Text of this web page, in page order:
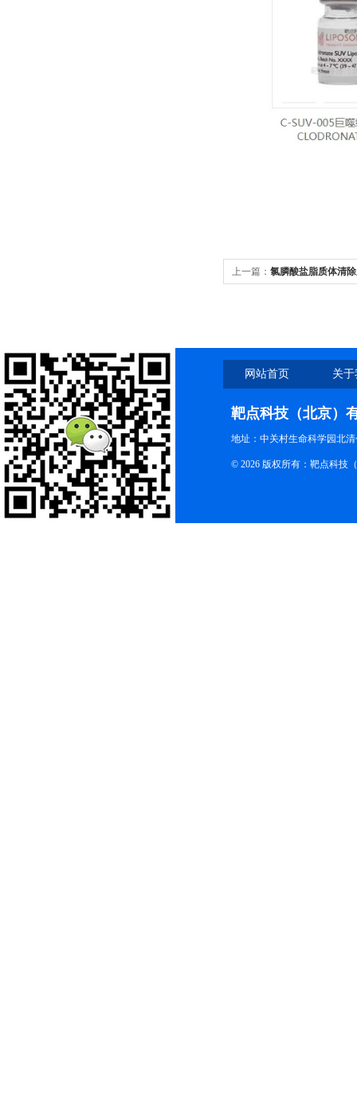
上一篇： 氯膦酸盐脂质体清
网站首页 关
靶点科技（北京）
地址：中关村生命科学园北
© 2026 版权所有：靶点科技